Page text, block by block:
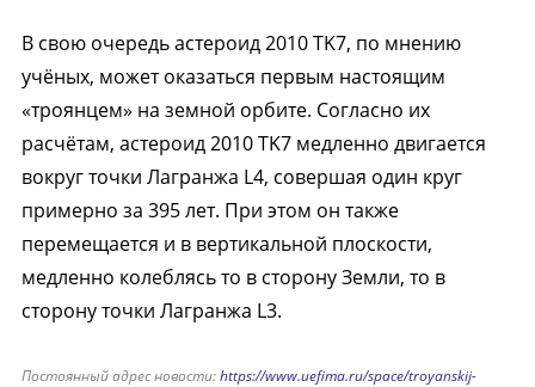
В свою очередь астероид 2010 TK7, по мнению
учёных, может оказаться первым настоящим
«троянцем» на земной орбите. Согласно их
расчётам, астероид 2010 TK7 медленно двигается
вокруг точки Лагранжа L4, совершая один круг
примерно за 395 лет. При этом он также
перемещается и в вертикальной плоскости,
медленно колеблясь то в сторону Земли, то в
сторону точки Лагранжа L3.
Постоянный адрес новости:https://www.uefima.ru/space/troyanskij-